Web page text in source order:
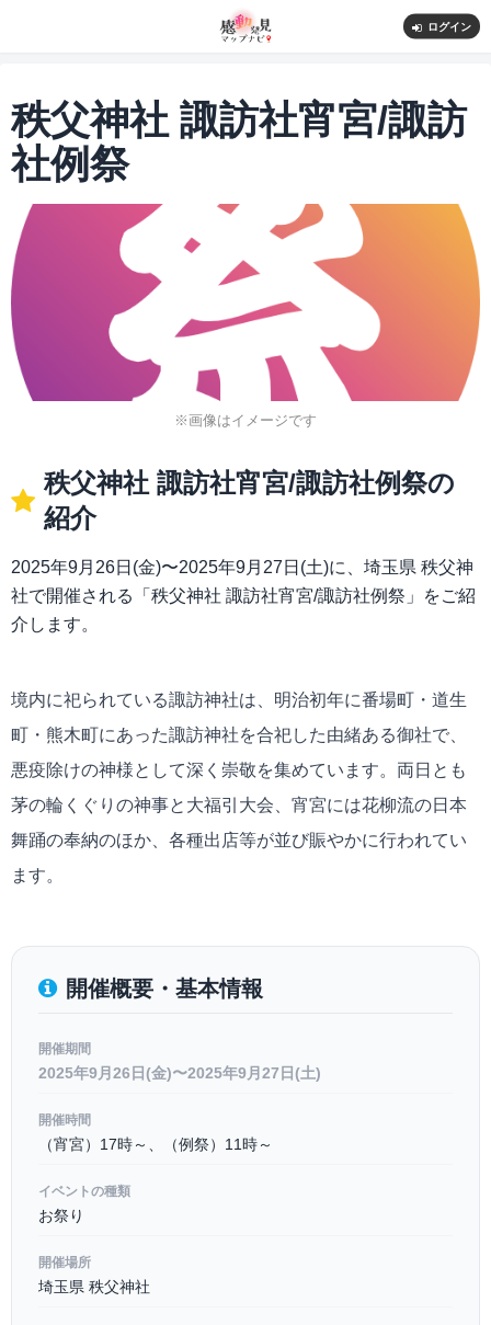
ログイン
秩父神社 諏訪社宵宮/諏訪
社例祭
※画像はイメージです
秩父神社 諏訪社宵宮/諏訪社例祭の
紹介
2025年9月26日(金)〜2025年9月27日(土)に、埼玉県 秩父神
社で開催される「秩父神社 諏訪社宵宮/諏訪社例祭」をご紹
介します。
境内に祀られている諏訪神社は、明治初年に番場町・道生
町・熊木町にあった諏訪神社を合祀した由緒ある御社で、
悪疫除けの神様として深く崇敬を集めています。両日とも
茅の輪くぐりの神事と大福引大会、宵宮には花柳流の日本
舞踊の奉納のほか、各種出店等が並び賑やかに行われてい
ます。
開催概要・基本情報
開催期間
2025年9月26日(金)〜2025年9月27日(土)
開催時間
（宵宮）17時～、（例祭）11時～
イベントの種類
お祭り
開催場所
埼玉県 秩父神社